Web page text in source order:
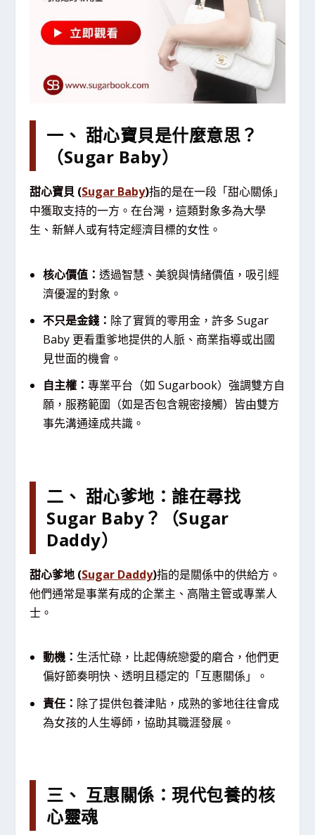
一、 甜心寶貝是什麼意思？
（Sugar Baby）
甜心寶貝 (Sugar Baby)指的是在一段「甜心關係」
中獲取支持的一方。在台灣，這類對象多為大學
生、新鮮人或有特定經濟目標的女性。
核心價值： 透過智慧、美貌與情緒價值，吸引經
濟優渥的對象。
不只是金錢： 除了實質的零用金，許多 Sugar
Baby 更看重爹地提供的人脈、商業指導或出國
見世面的機會。
自主權： 專業平台（如 Sugarbook）強調雙方自
願，服務範圍（如是否包含親密接觸）皆由雙方
事先溝通達成共識。
二、 甜心爹地：誰在尋找
Sugar Baby？（Sugar
Daddy）
甜心爹地 (Sugar Daddy)指的是關係中的供給方。
他們通常是事業有成的企業主、高階主管或專業人
士。
動機： 生活忙碌，比起傳統戀愛的磨合，他們更
偏好節奏明快、透明且穩定的「互惠關係」。
責任： 除了提供包養津貼，成熟的爹地往往會成
為女孩的人生導師，協助其職涯發展。
三、 互惠關係：現代包養的核
心靈魂